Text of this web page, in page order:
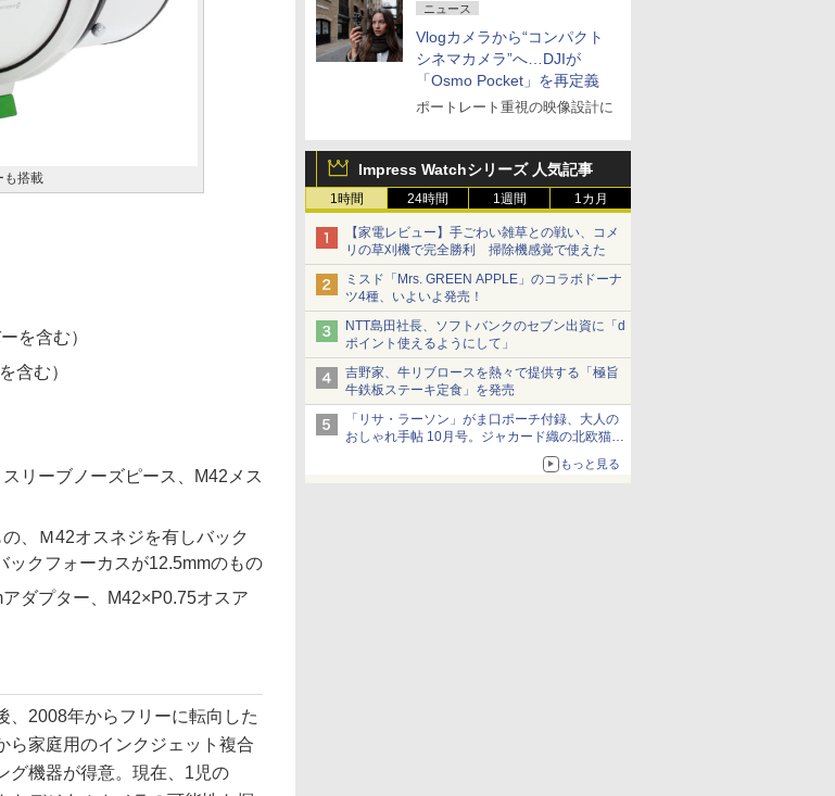
ニュース
Vlogカメラから“コンパクト
シネマカメラ”へ…DJIが
「Osmo Pocket」を再定義
ポートレート重視の映像設計に
Impress Watchシリーズ 人気記事
1時間 24時間 1週間 1カ月
【家電レビュー】手ごわい雑草との戦い、コメ
リの草刈機で完全勝利 掃除機感覚で使えた
ミスド「Mrs. GREEN APPLE」のコラボドーナ
ツ4種、いよいよ発売！
NTT島田社長、ソフトバンクのセブン出資に「d
ポイント使えるようにして」
吉野家、牛リブロースを熱々で提供する「極旨
牛鉄板ステーキ定食」を発売
「リサ・ラーソン」がま口ポーチ付録、大人の
おしゃれ手帖 10月号。ジャカード織の北欧猫デ
もっと見る
も搭載
を含む）
含む）
リーブノーズピース、M42メス
、Ｍ42オスネジを有しバック
ックフォーカスが12.5mmのもの
ダプター、M42×P0.75オスア
、2008年からフリーに転向した
ら家庭用のインクジェット複合
グ機器が得意。現在、1児の